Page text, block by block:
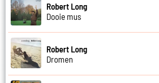
Robert Long
Dooie mus
Robert Long
Dromen